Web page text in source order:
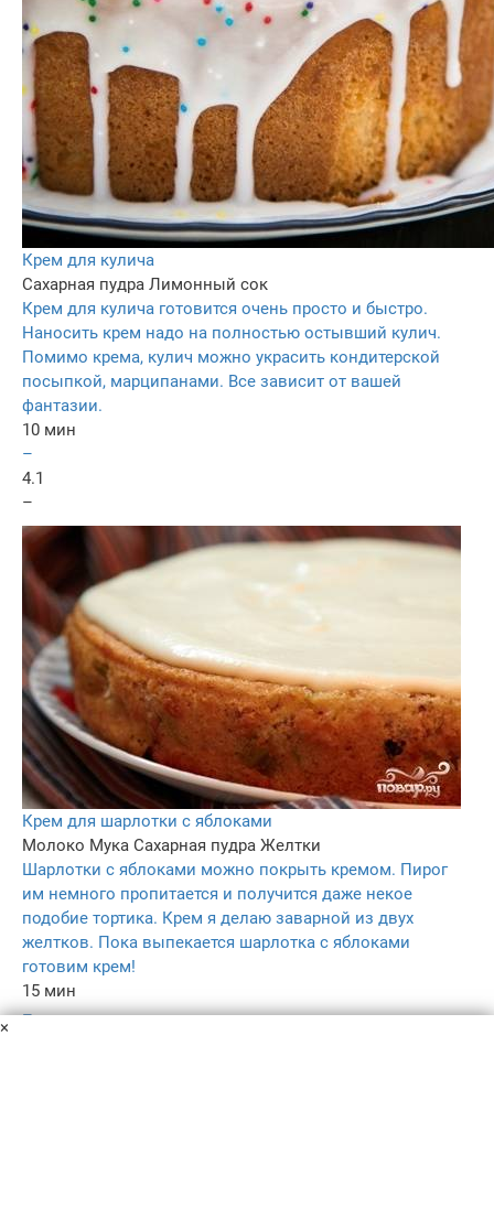
Крем для кулича
Сахарная пудра Лимонный сок
Крем для кулича готовится очень просто и быстро.
Наносить крем надо на полностью остывший кулич.
Помимо крема, кулич можно украсить кондитерской
посыпкой, марципанами. Все зависит от вашей
фантазии.
10 мин
–
4.1
–
Крем для шарлотки с яблоками
Молоко Мука Сахарная пудра Желтки
Шарлотки с яблоками можно покрыть кремом. Пирог
им немного пропитается и получится даже некое
подобие тортика. Крем я делаю заварной из двух
желтков. Пока выпекается шарлотка с яблоками
готовим крем!
15 мин
–
×